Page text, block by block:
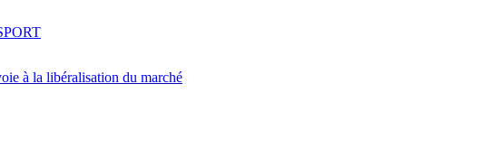
à la libéralisation du marché